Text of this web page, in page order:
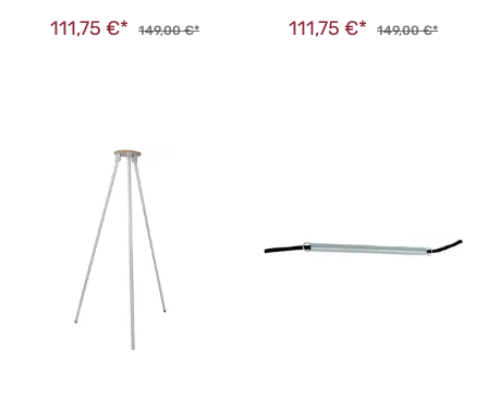
111,75 €* 149,00 €* 111,75 €* 149,00 €*